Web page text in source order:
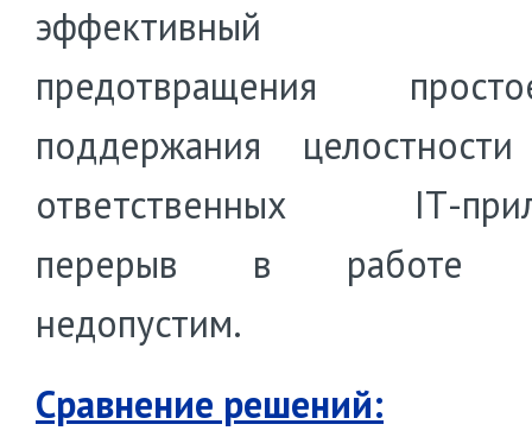
эффективный
предотвращения
поддержания
ответственных IТ-
перерыв в работе
недопустим.
Сравнение решений: